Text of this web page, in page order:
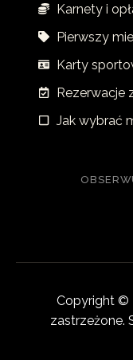
Karnety i
Pierwszy
Karty
Rezerwacje
Jak wybrać
Copyright ©
zastrzeżone.